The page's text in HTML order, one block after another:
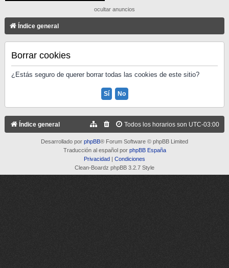
ocultar anuncios
Índice general
Borrar cookies
¿Estás seguro de querer borrar todas las cookies de este sitio?
Índice general Todos los horarios son UTC-03:00
Desarrollado por phpBB® Forum Software © phpBB Limited
Traducción al español por phpBB España
Privacidad | Condiciones
Clean-Boardz phpBB 3.2.7 Style